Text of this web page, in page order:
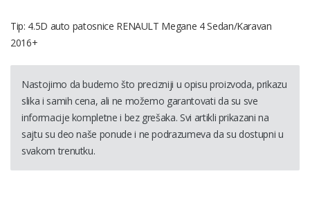
Tip: 4.5D auto patosnice RENAULT Megane 4 Sedan/Karavan
2016+
Nastojimo da budemo što precizniji u opisu proizvoda, prikazu
slika i samih cena, ali ne možemo garantovati da su sve
informacije kompletne i bez grešaka. Svi artikli prikazani na
sajtu su deo naše ponude i ne podrazumeva da su dostupni u
svakom trenutku.